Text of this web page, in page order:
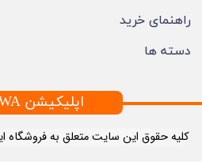
​کلیه حقوق این سایت متعلق به فروشگاه
راهنمای خرید
دسته ها
PWA اپلیکیشن